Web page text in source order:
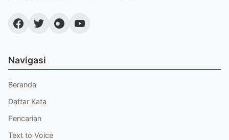
Navigasi
Beranda
Daftar Kata
Pencarian
Text to Voice